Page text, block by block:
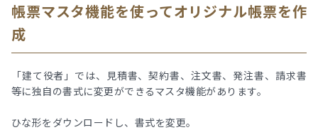
帳票マスタ機能を使ってオリジナル帳票を作
成
「建て役者」では、見積書、契約書、注文書、発注書、請求書
等に独自の書式に変更ができるマスタ機能があります。
ひな形をダウンロードし、書式を変更。